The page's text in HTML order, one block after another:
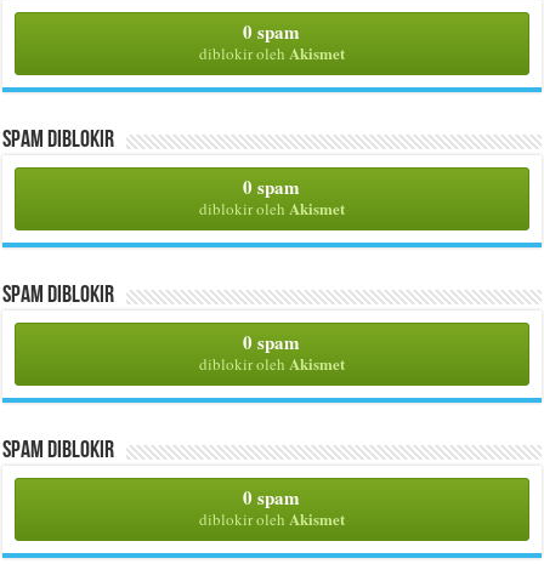
0 spam
diblokir oleh Akismet
Spam Diblokir
0 spam
diblokir oleh Akismet
Spam Diblokir
0 spam
diblokir oleh Akismet
Spam Diblokir
0 spam
diblokir oleh Akismet